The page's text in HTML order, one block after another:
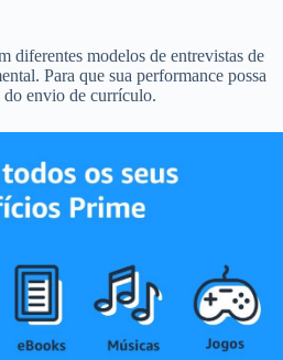
diferentes modelos de entrevistas de
Para que sua performance possa
do envio de currículo.